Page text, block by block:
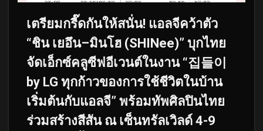
เตรียมกรี๊ดกันให้สนั่น! แอลจีคว้าตัว
“ชิน เยอึน–มินโฮ (SHINee)” บุกไทย
จัดเอ็กซ์คลูซีฟอีเวนต์ในงาน “집들이
by LG ทุกก้าวของการใช้ชีวิตในบ้าน
เริ่มต้นกับแอลจี” พร้อมทัพศิลปินไทย
ร่วมสร้างสีสัน ณ เซ็นทรัลเวิลด์ 4-9